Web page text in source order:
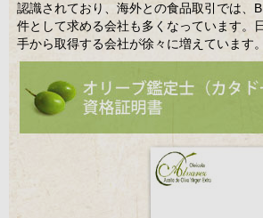
認識されており、海外との食品取引では、
件として求める会社も多くなっています。
手から取得する会社が徐々に増えています。